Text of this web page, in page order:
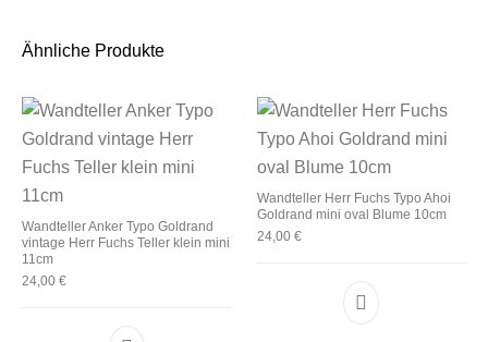
Ähnliche Produkte
Wandteller Anker Typo Goldrand
vintage Herr Fuchs Teller klein mini
11cm
24,00€
Wandteller Herr Fuchs Typo Ahoi
Goldrand mini oval Blume 10cm
24,00 €